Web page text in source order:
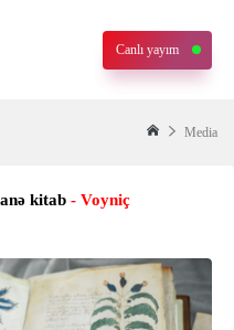
Canlı yayım
Media
kitab - Voyniç